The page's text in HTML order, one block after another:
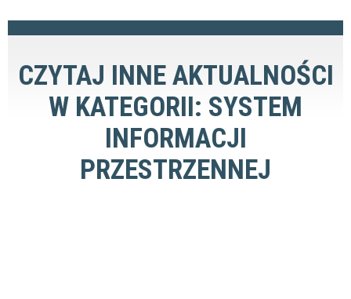
CZYTAJ INNE AKTUALNOŚCI
W KATEGORII: SYSTEM
INFORMACJI
PRZESTRZENNEJ